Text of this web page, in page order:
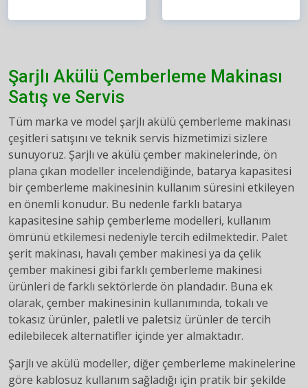
Şarjlı Akülü Çemberleme Makinası
Satış ve Servis
Tüm marka ve model şarjlı akülü çemberleme makinası
çeşitleri satışını ve teknik servis hizmetimizi sizlere
sunuyoruz. Şarjlı ve akülü çember makinelerinde, ön
plana çıkan modeller incelendiğinde, batarya kapasitesi
bir çemberleme makinesinin kullanım süresini etkileyen
en önemli konudur. Bu nedenle farklı batarya
kapasitesine sahip çemberleme modelleri, kullanım
ömrünü etkilemesi nedeniyle tercih edilmektedir. Palet
şerit makinası, havalı çember makinesi ya da çelik
çember makinesi gibi farklı çemberleme makinesi
ürünleri de farklı sektörlerde ön plandadır. Buna ek
olarak, çember makinesinin kullanımında, tokalı ve
tokasız ürünler, paletli ve paletsiz ürünler de tercih
edilebilecek alternatifler içinde yer almaktadır.
Şarjlı ve akülü modeller, diğer çemberleme makinelerine
göre kablosuz kullanım sağladığı için pratik bir şekilde